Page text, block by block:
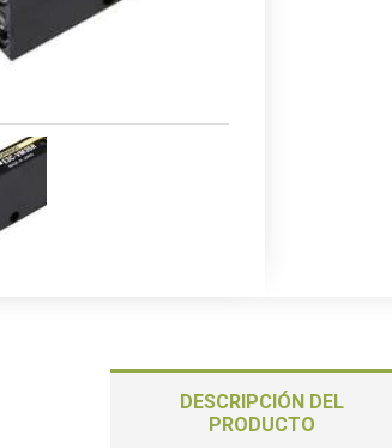
DESCRIPCIÓN DEL
PRODUCTO